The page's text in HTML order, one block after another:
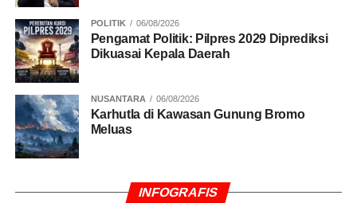
POLITIK 06/08/2026
Pengamat Politik: Pilpres 2029 Diprediksi
Dikuasai Kepala Daerah
NUSANTARA 06/08/2026
Karhutla di Kawasan Gunung Bromo
Meluas
INFOGRAFIS